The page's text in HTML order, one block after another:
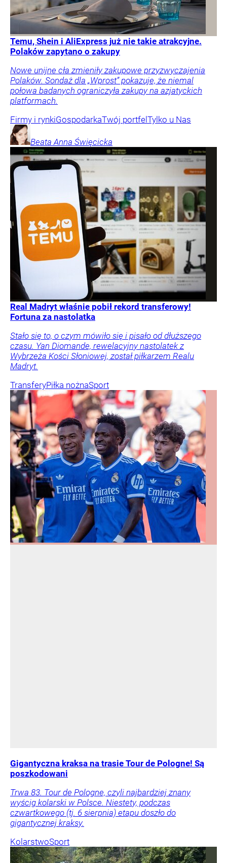
Temu, Shein i AliExpress już nie takie atrakcyjne.
Polaków zapytano o zakupy
Nowe unijne cła zmieniły zakupowe przyzwyczajenia
Polaków. Sondaż dla „Wprost” pokazuje, że niemal
połowa badanych ograniczyła zakupy na azjatyckich
platformach.
Firmy i rynkiGospodarkaTwój portfel Tylko u Nas
Beata Anna Święcicka
Real Madryt właśnie pobił rekord transferowy!
Fortuna za nastolatka
Stało się to, o czym mówiło się i pisało od dłuższego
czasu. Yan Diomande, rewelacyjny nastolatek z
Wybrzeża Kości Słoniowej, został piłkarzem Realu
Madryt.
TransferyPiłka nożnaSport
Gigantyczna kraksa na trasie Tour de Pologne! Są
poszkodowani
Trwa 83. Tour de Pologne, czyli najbardziej znany
wyścig kolarski w Polsce. Niestety, podczas
czwartkowego (tj. 6 sierpnia) etapu doszło do
gigantycznej kraksy.
KolarstwoSport